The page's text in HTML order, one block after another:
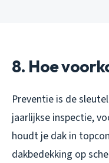
8. Hoe
Preventie is de
jaarlijkse inspectie,
houdt je dak in
dakbedekking op